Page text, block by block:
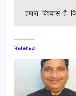
Related